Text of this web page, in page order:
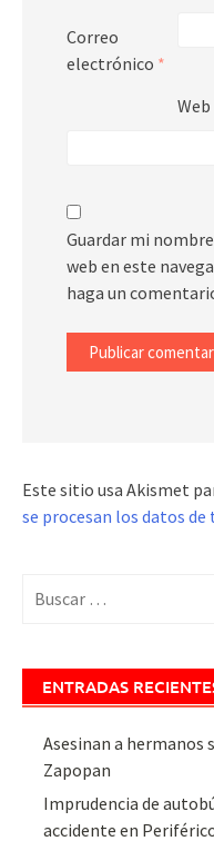
Correo
electrónico *
Web
Guardar mi
web en este
haga un
Este sitio usa Akismet
se procesan los datos
ENTRADAS
Asesinan a hermanos
Zapopan
Imprudencia de
accidente en